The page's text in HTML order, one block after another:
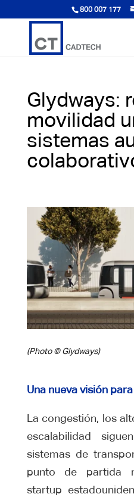
800 007 177
Glydways:
movilidad
sistemas
(Photo © Glydways)
Una nueva visión
La congestión, los
escalabilidad
sistemas de
punto de partida
startup